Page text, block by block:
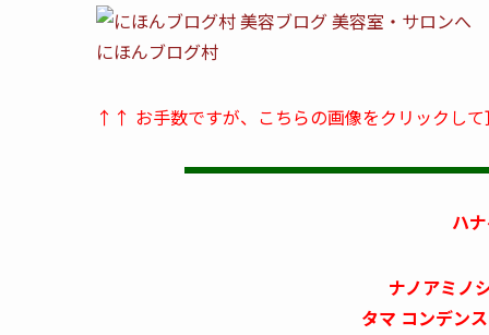
にほんブログ村
↑↑ お手数ですが、こちらの画像をクリックし
ハ
ナノアミノ
タマ コンデン